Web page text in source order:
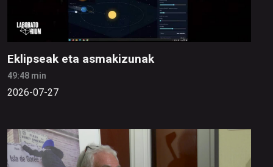
Eklipseak eta asmakizunak
49:48 min
2026-07-27